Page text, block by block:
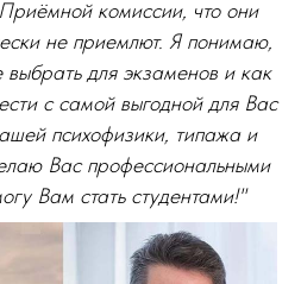
комиссии, что они
не приемлют. Я понимаю,
для экзаменов и как
с самой выгодной для Вас
психофизики, типажа и
Вас профессиональными
Вам стать студентами!"